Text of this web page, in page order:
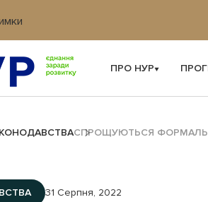
ПРО НУР
СПРОЩУЮТЬСЯ
31 Серпня, 2022